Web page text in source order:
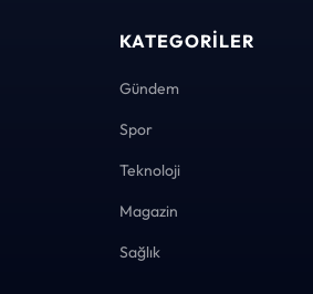
KATEGORILER
Gündem
Spor
Teknoloji
Magazin
Sağlık